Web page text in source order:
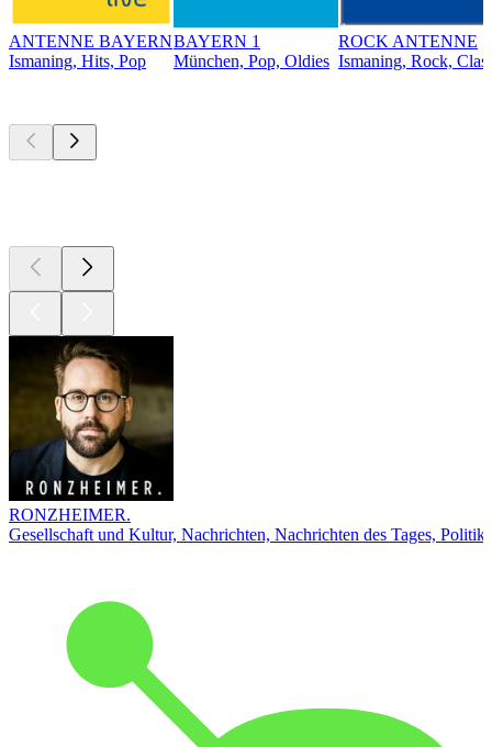
ANTENNE BAYERN
Ismaning, Hits, Pop
BAYERN 1
München, Pop, Oldies
ROCK ANTENNE
Ismaning, Rock,
RONZHEIMER.
Gesellschaft und Kultur, Nachrichten, Nachrichten des Tages, Politik